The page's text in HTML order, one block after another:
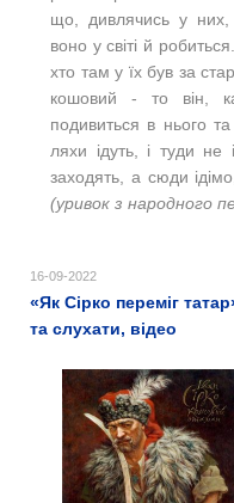
що, дивлячись у
воно у світі й
хто там у їх був за
кошовий - то він,
подивиться в нього
ляхи ідуть, і туди
заходять, а сюди
(уривок з народного
16-09-2022
«Як Сірко переміг
та слухати, відео